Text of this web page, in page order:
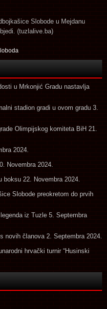
Slobode u Mejdanu
(tuzlalive.ba)
u Mrkonjić Gradu nastavlja
stadion gradi u ovom gradu 3.
Olimpijskog komiteta BiH 21.
2024.
Novembra 2024.
boksu 22. Novembra 2024.
Slobode preokretom do prvih
iz Tuzle 5. Septembra
novih članova 2. Septembra 2024.
hrvački turnir “Husinski